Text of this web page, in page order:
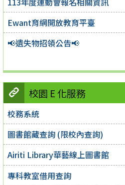
Ewant育網開放教育平臺
📢遺失物招領公告📢
校園 E 化服務
校務系統
圖書館藏查詢 (限校內查詢)
Airiti Library華藝線上圖書館
專科教室借用查詢